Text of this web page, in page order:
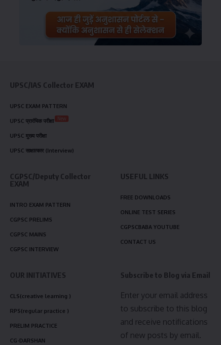
UPSC/IAS Collector EXAM
UPSC EXAM PATTERN
UPSC प्रारंभिक परीक्षा New
UPSC मुख्य परीक्षा
UPSC साक्षात्कार (Interview)
CGPSC/Deputy Collector
EXAM
INTRO EXAM PATTERN
CGPSC PRELIMS
CGPSC MAINS
CGPSC INTERVIEW
USEFUL LINKS
FREE DOWNLOADS
ONLINE TEST SERIES
CGPSCBABA YOUTUBE
CONTACT US
OUR INITIATIVES
CLS(creative learning )
RPS(regular practice )
PRELIM PRACTICE
CG-DARSHAN
Subscribe to Blog via Email
Enter your email address
to subscribe to this blog
and receive notifications
of new posts by email.